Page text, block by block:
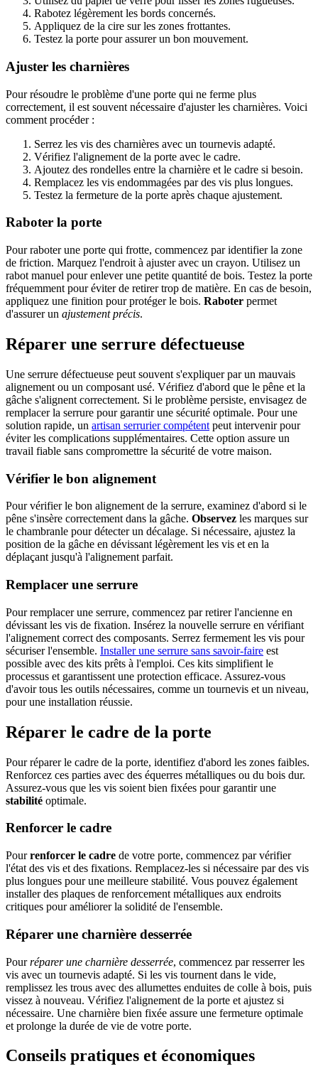
Rabotez légèrement les bords concernés.
Appliquez de la cire sur les zones frottantes.
Testez la porte pour assurer un bon mouvement.
Ajuster les charnières
Pour résoudre le problème d'une porte qui ne ferme plus
correctement, il est souvent nécessaire d'ajuster les charnières. Voici
comment procéder :
Serrez les vis des charnières avec un tournevis adapté.
Vérifiez l'alignement de la porte avec le cadre.
Ajoutez des rondelles entre la charnière et le cadre si besoin.
Remplacez les vis endommagées par des vis plus longues.
Testez la fermeture de la porte après chaque ajustement.
Raboter la porte
Pour raboter une porte qui frotte, commencez par identifier la zone
de friction. Marquez l'endroit à ajuster avec un crayon. Utilisez un
rabot manuel pour enlever une petite quantité de bois. Testez la porte
fréquemment pour éviter de retirer trop de matière. En cas de besoin,
appliquez une finition pour protéger le bois. Raboter permet
d'assurer un ajustement précis.
Réparer une serrure défectueuse
Une serrure défectueuse peut souvent s'expliquer par un mauvais
alignement ou un composant usé. Vérifiez d'abord que le pêne et la
gâche s'alignent correctement. Si le problème persiste, envisagez de
remplacer la serrure pour garantir une sécurité optimale. Pour une
solution rapide, un artisan serrurier compétent peut intervenir pour
éviter les complications supplémentaires. Cette option assure un
travail fiable sans compromettre la sécurité de votre maison.
Vérifier le bon alignement
Pour vérifier le bon alignement de la serrure, examinez d'abord si le
pêne s'insère correctement dans la gâche. Observez les marques sur
le chambranle pour détecter un décalage. Si nécessaire, ajustez la
position de la gâche en dévissant légèrement les vis et en la
déplaçant jusqu'à l'alignement parfait.
Remplacer une serrure
Pour remplacer une serrure, commencez par retirer l'ancienne en
dévissant les vis de fixation. Insérez la nouvelle serrure en vérifiant
l'alignement correct des composants. Serrez fermement les vis pour
sécuriser l'ensemble. Installer une serrure sans savoir-faire est
possible avec des kits prêts à l'emploi. Ces kits simplifient le
processus et garantissent une protection efficace. Assurez-vous
d'avoir tous les outils nécessaires, comme un tournevis et un niveau,
pour une installation réussie.
Réparer le cadre de la porte
Pour réparer le cadre de la porte, identifiez d'abord les zones faibles.
Renforcez ces parties avec des équerres métalliques ou du bois dur.
Assurez-vous que les vis soient bien fixées pour garantir une
stabilité optimale.
Renforcer le cadre
Pourrenforcer le cadre de votre porte, commencez par vérifier
l'état des vis et des fixations. Remplacez-les si nécessaire par des vis
plus longues pour une meilleure stabilité. Vous pouvez également
installer des plaques de renforcement métalliques aux endroits
critiques pour améliorer la solidité de l'ensemble.
Réparer une charnière desserrée
Pourréparer une charnière desserrée, commencez par resserrer les
vis avec un tournevis adapté. Si les vis tournent dans le vide,
remplissez les trous avec des allumettes enduites de colle à bois, puis
vissez à nouveau. Vérifiez l'alignement de la porte et ajustez si
nécessaire. Une charnière bien fixée assure une fermeture optimale
et prolonge la durée de vie de votre porte.
Conseils pratiques et économiques